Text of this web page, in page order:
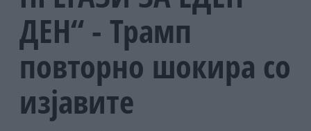
ДЕН“ - Трамп
повторно шокира со
изјавите